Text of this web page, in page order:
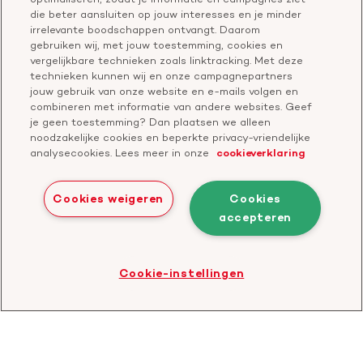
Geef ter nagedachtenis
Start een actie
Vragen over donateurschap
Klachtenformulier
Check je gesprek
Doneer
Bezoek
onze
Facebook
Bezoek
ons
YouTube
Bezoek
onze
LinkedIn
Bezoek
onze
TikTok
profiel
Bezoek
onze
Twitter
profiel
Bezoek
onze
Threads
profiel
Privacyverklaring
Bezoek
die beter aansluiten op jouw interesses en je minder
irrelevante boodschappen ontvangt. Daarom
gebruiken wij, met jouw toestemming, cookies en
vergelijkbare technieken zoals linktracking. Met deze
technieken kunnen wij en onze campagnepartners
jouw gebruik van onze website en e-mails volgen en
combineren met informatie van andere websites. Geef
je geen toestemming? Dan plaatsen we alleen
noodzakelijke cookies en beperkte privacy-vriendelijke
analysecookies. Lees meer in onze
cookieverklaring
Cookies
accepteren
Cookies weigeren
Cookie-instellingen